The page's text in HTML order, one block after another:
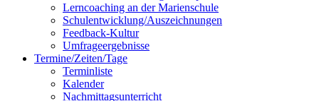
Lerncoaching an der Marienschule
Schulentwicklung/Auszeichnungen
Feedback-Kultur
Umfrageergebnisse
Termine/Zeiten/Tage
Terminliste
Kalender
Nachmittagsunterricht